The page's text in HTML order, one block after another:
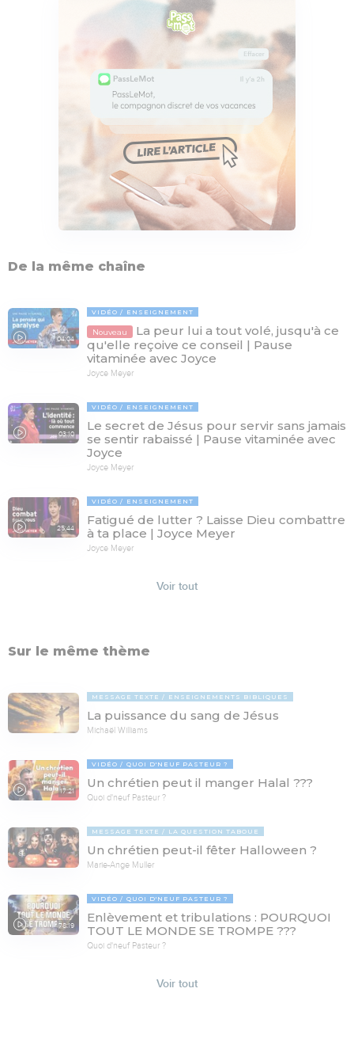
De la même chaîne
04:04
VIDÉO ENSEIGNEMENT
Nouveau
La peur lui a tout volé, jusqu'à ce
qu'elle reçoive ce conseil | Pause
vitaminée avec Joyce
Joyce Meyer
03:10
VIDÉO ENSEIGNEMENT
Le secret de Jésus pour servir sans jamais
se sentir rabaissé | Pause vitaminée avec
Joyce
Joyce Meyer
25:44
VIDÉO ENSEIGNEMENT
Fatigué de lutter ? Laisse Dieu combattre
à ta place | Joyce Meyer
Joyce Meyer
Voir tout
Sur le même thème
MESSAGE TEXTE ENSEIGNEMENTS BIBLIQUES
La puissance du sang de Jésus
Michaël Williams
17:21
VIDÉO QUOI D'NEUF PASTEUR ?
Un chrétien peut il manger Halal ???
Quoi d'neuf Pasteur ?
MESSAGE TEXTE LA QUESTION TABOUE
Un chrétien peut-il fêter Halloween ?
Marie-Ange Muller
78:19
VIDÉO QUOI D'NEUF PASTEUR ?
Enlèvement et tribulations : POURQUOI
TOUT LE MONDE SE TROMPE ???
Quoi d'neuf Pasteur ?
Voir tout